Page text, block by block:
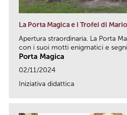
La Porta Magica e i Trofei di Mario
Apertura straordinaria. La Porta
con i suoi motti enigmatici e
Porta Magica
02/11/2024
Iniziativa didattica